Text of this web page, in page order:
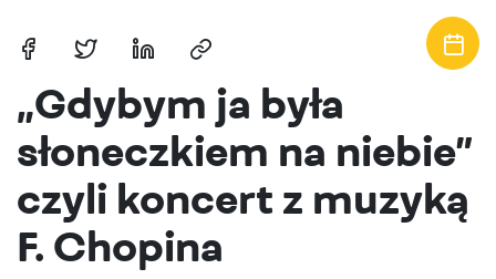
Tytuł
linku
niewidoczny
gołym
okiem
Tytuł
linku
niewidoczny
gołym
okiem
Tytuł
linku
niewidoczny
gołym
okiem
Tytuł
linku
niewidoczny
gołym
okiem
„Gdybym ja była
słoneczkiem na niebie”
czyli koncert z muzyką
F. Chopina